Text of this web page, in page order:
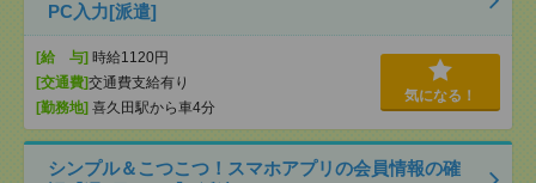
PC入力[派遣]
[給 与] 時給1120円
[交通費]交通費支給有り
[勤務地] 喜久田駅から車4分
気になる！
シンプル＆こつこつ！スマホアプリの会員情報の確